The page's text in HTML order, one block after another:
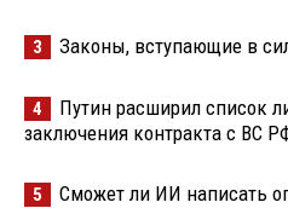
3 Законы, вступающие в
4
Путин расширил список
заключения контракта с ВС
5 Сможет ли ИИ написать